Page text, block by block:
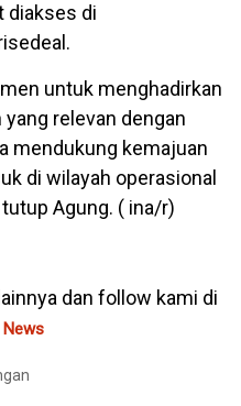
diakses di
untuk menghadirkan
relevan dengan
mendukung kemajuan
di wilayah operasional
Agung. ( ina/r)
dan follow kami di